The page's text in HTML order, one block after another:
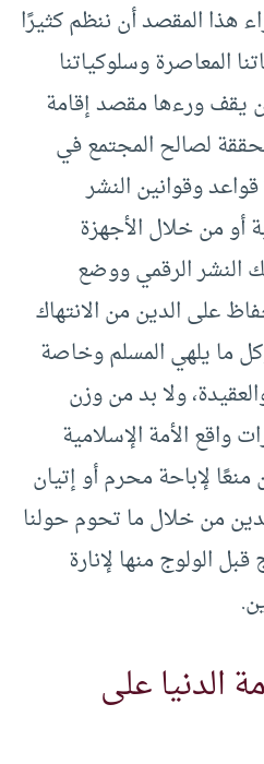
هذا المقصد أن ننظم كثيرًا
المعاصرةوسلوكياتنا
يقف ورءها مقصد إقامة
لصالح المجتمع في
وقوانين النشر
أو من خلال الأجهزة
النشر الرقمي ووضع
على الدين من الانتهاك
ما يلهي المسلم وخاصة
ولا بد من وزن
الأمة الإسلامية
لإباحة محرم أو إتيان
من خلال ما تحوم حولنا
الولوج منها لإنارة
الدنيا على